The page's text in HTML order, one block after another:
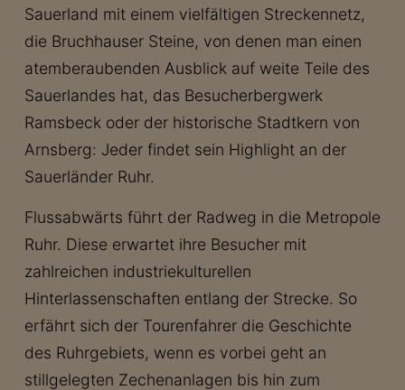
Sauerland mit einem vielfältigen Streckennetz,
die Bruchhauser Steine, von denen man einen
atemberaubenden Ausblick auf weite Teile des
Sauerlandes hat, das Besucherbergwerk
Ramsbeck oder der historische Stadtkern von
Arnsberg: Jeder findet sein Highlight an der
Sauerländer Ruhr.
Flussabwärts führt der Radweg in die Metropole
Ruhr. Diese erwartet ihre Besucher mit
zahlreichen industriekulturellen
Hinterlassenschaften entlang der Strecke. So
erfährt sich der Tourenfahrer die Geschichte
des Ruhrgebiets, wenn es vorbei geht an
stillgelegten Zechenanlagen bis hin zum